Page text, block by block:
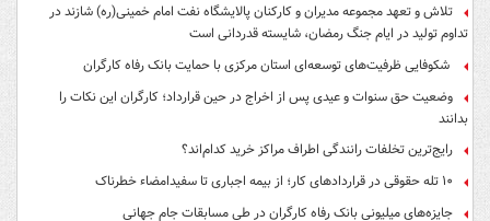
تلاش و تعهد مجموعه مدیران و کارکنان پالایشگاه نفت امام خمینی(ره) شازند در
تداوم تولید در ایام جنگ رمضان، شایسته قدردانی است
شکوفایی ظرفیت‌های توسعه‌ای استان مرکزی با حمایت بانک رفاه کارگران
وضعیت حق سنوات و عیدی پس از اخراج در حین قرارداد؛ کارگران این نکات را
بدانند
رایج‌ترین تخلفات رانندگی اطراف مراکز خرید کدام‌اند؟
۱۰ تله حقوقی در قراردادهای کار؛ از بیمه اجباری تا سفیدامضاء خطرناک
جایزه‌های میلیونی بانک رفاه کارگران در طی مسابقات جام جهانی